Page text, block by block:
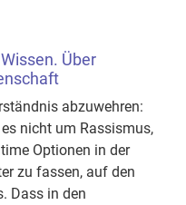
Über
abzuwehren:
nicht um Rassismus,
Optionen in der
zu fassen, auf den
Dass in den